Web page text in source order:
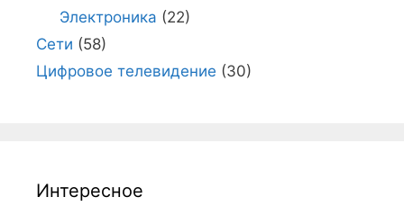
Электроника (22)
Сети (58)
Цифровое телевидение (30)
Интересное